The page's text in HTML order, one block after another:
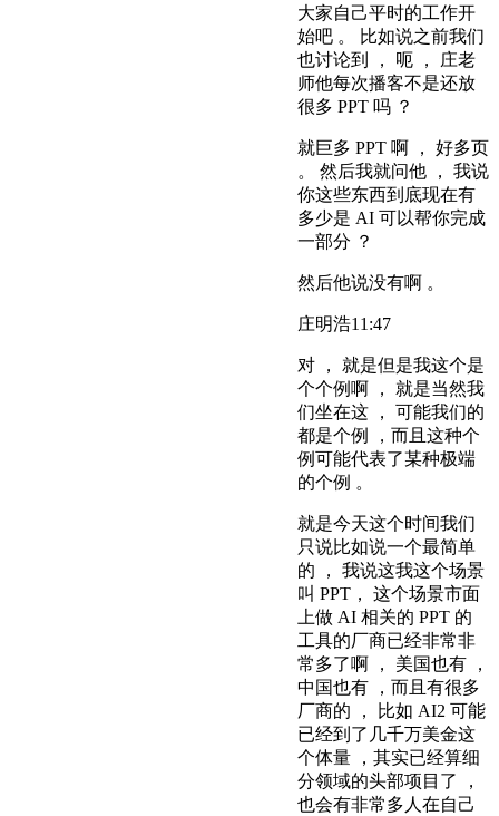
大家自己平时的工作开
始吧 。 比如说之前我们
也讨论到 ， 呃 ， 庄老
师他每次播客不是还放
很多 PPT 吗 ？
就巨多 PPT 啊 ， 好多页
。 然后我就问他 ， 我说
你这些东西到底现在有
多少是 AI 可以帮你完成
一部分 ？
然后他说没有啊 。
庄明浩11:47
对 ， 就是但是我这个是
个个例啊 ， 就是当然我
们坐在这 ， 可能我们的
都是个例 ，而且这种个
例可能代表了某种极端
的个例 。
就是今天这个时间我们
只说比如说一个最简单
的 ， 我说这我这个场景
叫 PPT， 这个场景市面
上做 AI 相关的 PPT 的
工具的厂商已经非常非
常多了啊 ， 美国也有 ，
中国也有 ，而且有很多
厂商的 ， 比如 AI2 可能
已经到了几千万美金这
个体量 ，其实已经算细
分领域的头部项目了 ，
也会有非常多人在自己